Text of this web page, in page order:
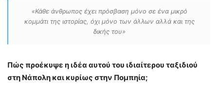
«Κάθε άνθρωπος έχει πρόσβαση μόνο σε ένα μικρό
κομμάτι της ιστορίας, όχι μόνο των άλλων αλλά και της
δικής του»
Πώς προέκυψε η ιδέα αυτού του ιδιαίτερου ταξιδιού
στη Νάπολη και κυρίως στην Πομπηία;